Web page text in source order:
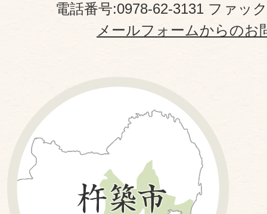
電話番号:0978-62-3131 ファッ
メールフォームからのお